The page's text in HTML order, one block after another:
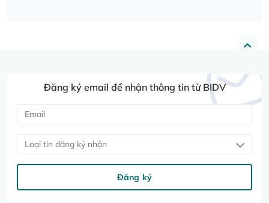
Đăng ký email để nhận thông tin từ BIDV
Loại tin đăng ký nhận
Đăng ký